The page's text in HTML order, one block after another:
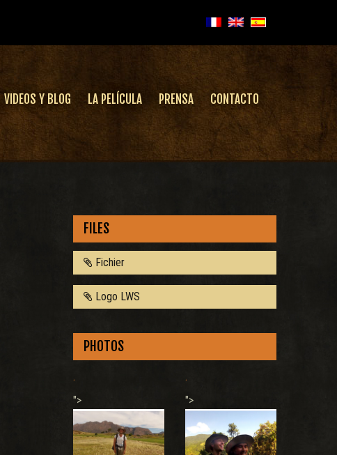
VIDEOS Y BLOG LA PELÍCULA PRENSA CONTACTO
FILES
Fichier
Logo LWS
PHOTOS
.
">
.
">